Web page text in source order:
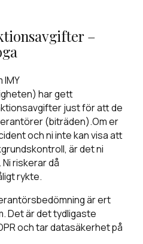
–
har gett
just för att de
(biträden).Om er
och ni inte kan visa att
är det ni
riskerar då
rykte.
är ert
Det är det tydligaste
och tar datasäkerhet på